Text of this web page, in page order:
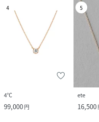
4
4℃
99,000円
5
ete
16,500